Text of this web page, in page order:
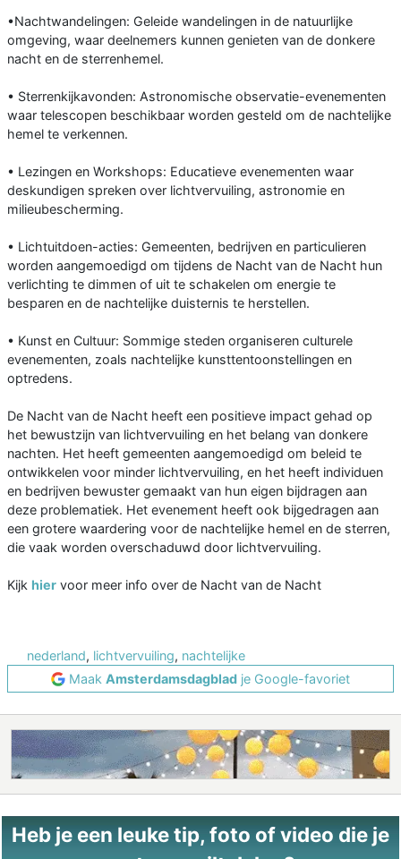
•Nachtwandelingen: Geleide wandelingen in de natuurlijke
omgeving, waar deelnemers kunnen genieten van de donkere
nacht en de sterrenhemel.
• Sterrenkijkavonden: Astronomische observatie-evenementen
waar telescopen beschikbaar worden gesteld om de nachtelijke
hemel te verkennen.
• Lezingen en Workshops: Educatieve evenementen waar
deskundigen spreken over lichtvervuiling, astronomie en
milieubescherming.
• Lichtuitdoen-acties: Gemeenten, bedrijven en particulieren
worden aangemoedigd om tijdens de Nacht van de Nacht hun
verlichting te dimmen of uit te schakelen om energie te
besparen en de nachtelijke duisternis te herstellen.
• Kunst en Cultuur: Sommige steden organiseren culturele
evenementen, zoals nachtelijke kunsttentoonstellingen en
optredens.
De Nacht van de Nacht heeft een positieve impact gehad op
het bewustzijn van lichtvervuiling en het belang van donkere
nachten. Het heeft gemeenten aangemoedigd om beleid te
ontwikkelen voor minder lichtvervuiling, en het heeft individuen
en bedrijven bewuster gemaakt van hun eigen bijdragen aan
deze problematiek. Het evenement heeft ook bijgedragen aan
een grotere waardering voor de nachtelijke hemel en de sterren,
die vaak worden overschaduwd door lichtvervuiling.
Kijk hier voor meer info over de Nacht van de Nacht
nederland, lichtvervuiling, nachtelijke
Maak Amsterdamsdagblad je Google-favoriet
Heb je een leuke tip, foto of video die je